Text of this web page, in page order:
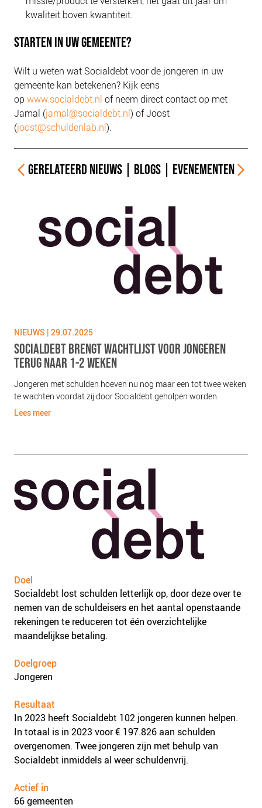
kwaliteit boven kwantiteit.
STARTEN IN UW GEMEENTE?
Wilt u weten wat Socialdebt voor de jongeren in uw
gemeente kan betekenen? Kijk eens
op www.socialdebt.nl of neem direct contact op met
Jamal (jamal@socialdebt.nl) of Joost
(joost@schuldenlab.nl).
GERELATEERD NIEUWS| BLOGS| EVENEMENTEN
NIEUWS | 29.07.2025
SOCIALDEBT BRENGT WACHTLIJST VOOR JONGEREN
TERUG NAAR 1-2 WEKEN
Jongeren met schulden hoeven nu nog maar een tot twee weken
te wachten voordat zij door Socialdebt geholpen worden.
Lees meer
Doel
Socialdebt lost schulden letterlijk op, door deze over te
nemen van de schuldeisers en het aantal openstaande
rekeningen te reduceren tot één overzichtelijke
maandelijkse betaling.
Doelgroep
Jongeren
Resultaat
In 2023 heeft Socialdebt 102 jongeren kunnen helpen.
In totaal is in 2023 voor € 197.826 aan schulden
overgenomen. Twee jongeren zijn met behulp van
Socialdebt inmiddels al weer schuldenvrij.
Actief in
66 gemeenten